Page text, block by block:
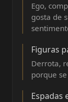
Ego,
gosta de
Figuras
Derrota,
porque
Espadas